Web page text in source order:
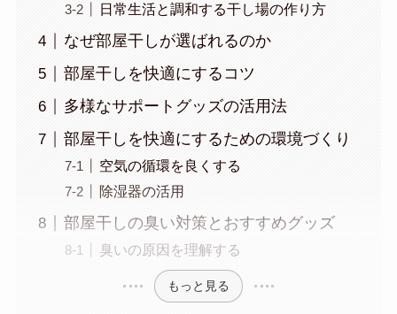
日常生活と調和する干し場の作り方
なぜ部屋干しが選ばれるのか
部屋干しを快適にするコツ
多様なサポートグッズの活用法
部屋干しを快適にするための環境づくり
空気の循環を良くする
除湿器の活用
部屋干しの臭い対策とおすすめグッズ
臭いの原因を理解する
もっと見る